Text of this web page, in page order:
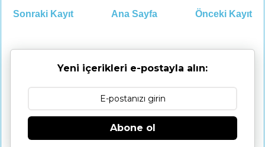
Sonraki Kayıt Önceki Kayıt
Ana Sayfa
Yeni içerikleri e-postayla alın:
Abone ol